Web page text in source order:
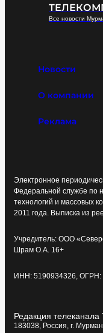
Все новости
Новости
О компании
Реклама
Электронное
Федеральной службе по
технологий и массовых
2011 года. Выписка из
Учредитель: ООО
Шрам О.А. 16+
ИНН: 5190934326, ОГРН:
Редакция
183038, Россия, г.